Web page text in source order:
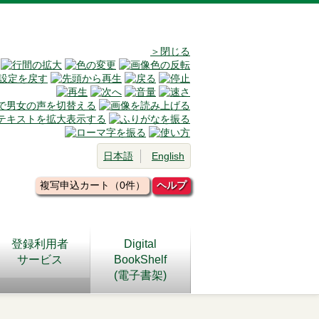
＞閉じる
日本語 English
複写申込カート（0件） ヘルプ
登録利用者
サービス
Digital
BookShelf
(電子書架)